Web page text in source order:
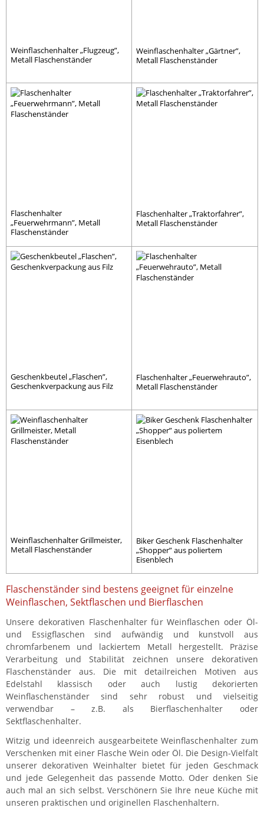
Weinflaschenhalter „Flugzeug”,
Metall Flaschenständer
Weinflaschenhalter „Gärtner”,
Metall Flaschenständer
Flaschenhalter
„Feuerwehrmann”, Metall
Flaschenständer
Flaschenhalter „Traktorfahrer”,
Metall Flaschenständer
Geschenkbeutel „Flaschen”,
Geschenkverpackung aus Filz
Flaschenhalter „Feuerwehrauto”,
Metall Flaschenständer
Weinflaschenhalter Grillmeister,
Metall Flaschenständer
Biker Geschenk Flaschenhalter
„Shopper” aus poliertem
Eisenblech
Flaschenständer sind bestens geeignet für einzelne
Weinflaschen, Sektflaschen und Bierflaschen
Unsere dekorativen Flaschenhalter für Weinflaschen oder Öl-
und Essigflaschen sind aufwändig und kunstvoll aus
chromfarbenem und lackiertem Metall hergestellt. Präzise
Verarbeitung und Stabilität zeichnen unsere dekorativen
Flaschenständer aus. Die mit detailreichen Motiven aus
Edelstahl klassisch oder auch lustig dekorierten
Weinflaschenständer sind sehr robust und vielseitig
verwendbar – z.B. als Bierflaschenhalter oder
Sektflaschenhalter.
Witzig und ideenreich ausgearbeitete Weinflaschenhalter zum
Verschenken mit einer Flasche Wein oder Öl. Die Design-Vielfalt
unserer dekorativen Weinhalter bietet für jeden Geschmack
und jede Gelegenheit das passende Motto. Oder denken Sie
auch mal an sich selbst. Verschönern Sie Ihre neue Küche mit
unseren praktischen und originellen Flaschenhaltern.